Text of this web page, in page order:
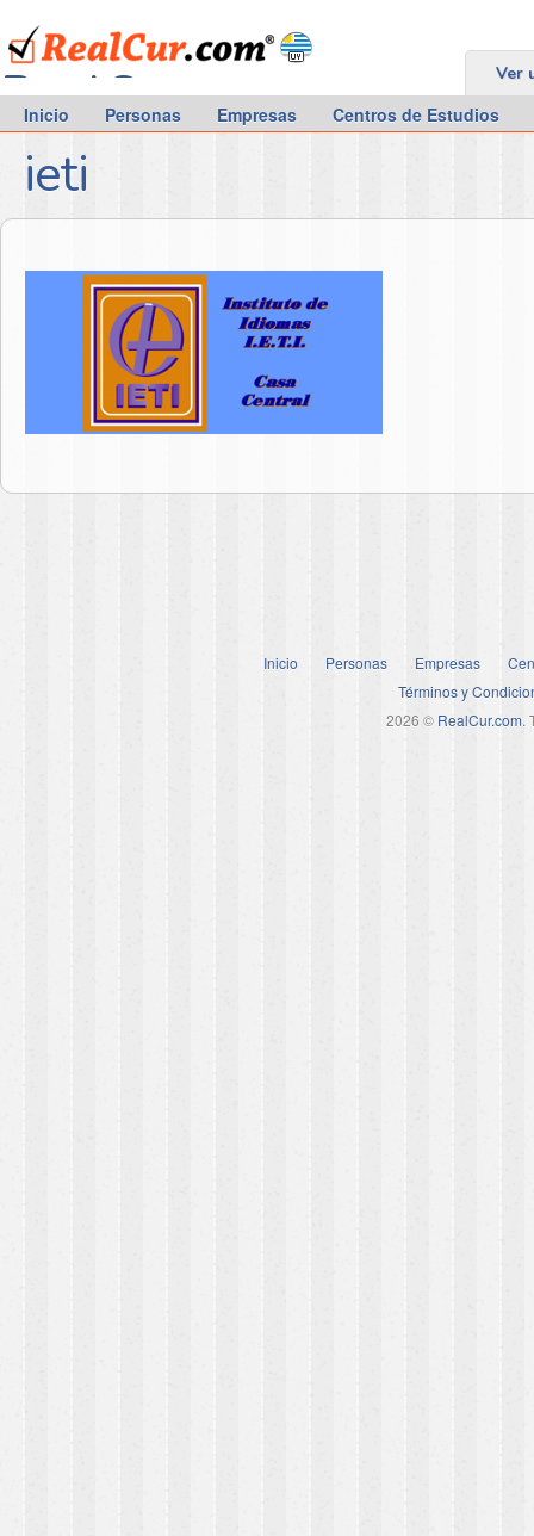
RealCur.com Ver
Inicio Personas Empresas Centros de Estudios
ieti
Inicio Personas Empresas
Términos y
2026 © RealCur.com.